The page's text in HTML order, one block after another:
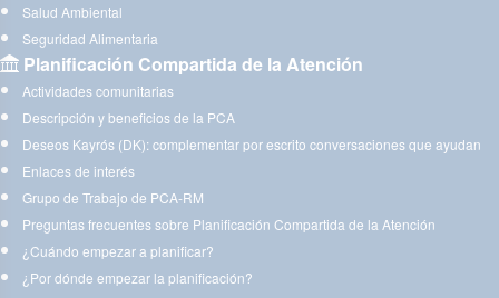
Salud Ambiental
Seguridad Alimentaria
Planificación Compartida de la Atención
Actividades comunitarias
Descripción y beneficios de la PCA
Deseos Kayrós (DK): complementar por escrito conversaciones que ayudan
Enlaces de interés
Grupo de Trabajo de PCA-RM
Preguntas frecuentes sobre Planificación Compartida de la Atención
¿Cuándo empezar a planificar?
¿Por dónde empezar la planificación?